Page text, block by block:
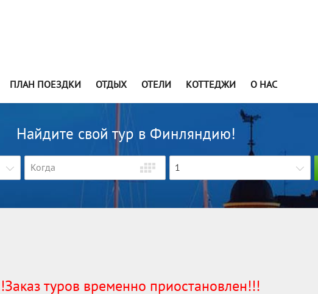
ПЛАН ПОЕЗДКИ ОТДЫХ ОТЕЛИ КОТТЕДЖИ О НАС
Найдите свой тур в Финляндию!
1
туров временно приостановлен!!!